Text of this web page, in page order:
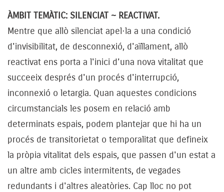
ÀMBIT TEMÀTIC: SILENCIAT ~ REACTIVAT.
Mentre que allò silenciat apel·la a una condició
d'invisibilitat, de desconnexió, d'aïllament, allò
reactivat ens porta a l'inici d'una nova vitalitat que
succeeix després d'un procés d'interrupció,
inconnexió o letargia. Quan aquestes condicions
circumstancials les posem en relació amb
determinats espais, podem plantejar que hi ha un
procés de transitorietat o temporalitat que defineix
la pròpia vitalitat dels espais, que passen d'un estat a
un altre amb cicles intermitents, de vegades
redundants i d'altres aleatòries. Cap lloc no pot